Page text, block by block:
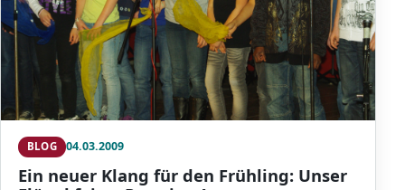
BLOG 04.03.2009
Ein neuer Klang für den Frühling: Unser